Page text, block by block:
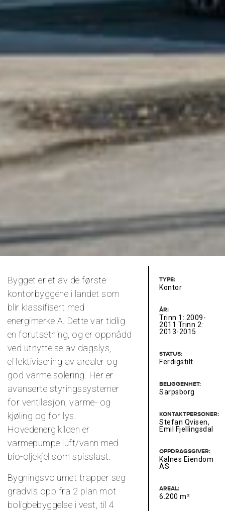
TYPE:
Kontor
ÅR:
Trinn 1: 2009-
2011 Trinn 2:
2013-2015
STATUS:
Ferdigstilt
BELIGGENHET:
Sarpsborg
KONTAKTPERSONER:
Stefan Qvisen,
Emil Fjellingsdal
OPPDRAGSGIVER:
Kalnes Eiendom
AS
AREAL:
6.200 m²
Bygget er et av de første
kontorbyggene i landet som
blir klassifisert med
energimerke A. Dette var tidlig
en forutsetning, og er oppnådd
ved utnyttelse av dagslys,
effektivisering av arealer og
god varmeisolering. Her er
avanserte styringssystemer
for ventilasjon, varme- og
kjøling og for lys.
Hovedenergikilden er
varmepumpe luft/vann med
bio-oljekjel som spisslast.
Bygningsvolumet trapper seg
gradvis opp fra 2 plan mot
boligbebyggelse i vest, til 4